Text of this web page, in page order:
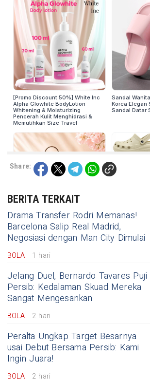
Share:
BERITA TERKAIT
Drama Transfer Rodri Memanas!
Barcelona Salip Real Madrid,
Negosiasi dengan Man City Dimulai
BOLA 1 hari
Jelang Duel, Bernardo Tavares Puji
Persib: Kedalaman Skuad Mereka
Sangat Mengesankan
BOLA 2 hari
Peralta Ungkap Target Besarnya
usai Debut Bersama Persib: Kami
Ingin Juara!
BOLA 2 hari